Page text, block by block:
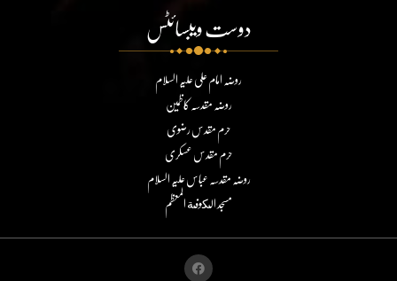
دوست ویبسائٹس
روضہ امام علی علیہ السلام
روضہ مقدسہ کاظمین
حرم مقدس رضوی
حرم مقدس عسکری
روضہ مقدسہ عباس علیہ السلام
مسجد الكوفة المعظم